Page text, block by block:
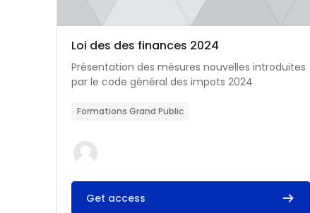
Catégorie de cours
Nom du cours
Loi des des finances 2024
Résumé du cours :
Présentation des mésures nouvelles introduites
par le code général des impots 2024
Formations Grand Public
Get access